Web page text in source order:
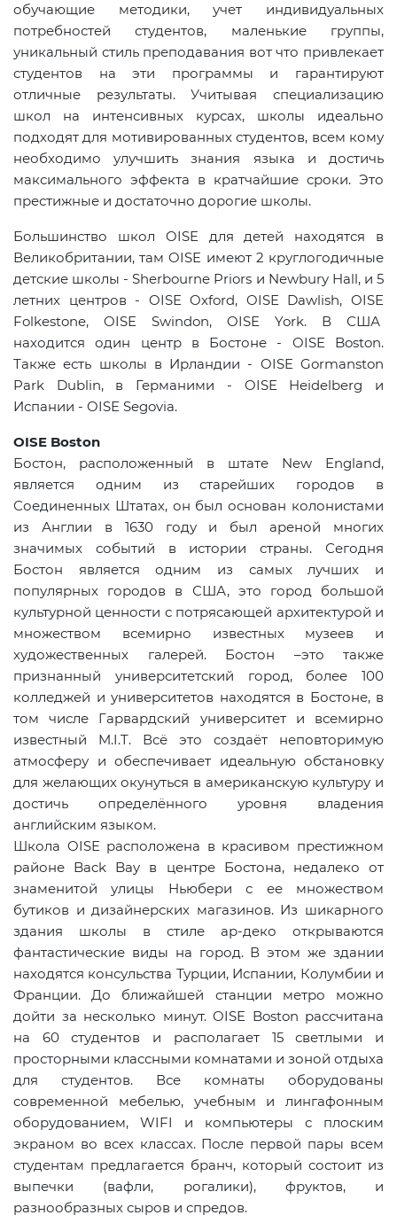
обучающие методики, учет индивидуальных
потребностей студентов, маленькие группы,
уникальный стиль преподавания вот что привлекает
студентов на эти программы и гарантируют
отличные результаты. Учитывая специализацию
школ на интенсивных курсах, школы идеально
подходят для мотивированных студентов, всем кому
необходимо улучшить знания языка и достичь
максимального эффекта в кратчайшие сроки. Это
престижные и достаточно дорогие школы.
Большинство школ OISEдля детей находятся в
Великобритании, тамOISE имеют 2 круглогодичные
детские школы -Sherbourne Priors и Newbury Hall, и 5
летних центров - OISE Oxford, OISE Dawlish,OISE
Folkestone, OISE Swindon, OISE York. В США
находится один центр в Бостоне - OISE Boston.
Также есть школы в Ирландии - OISE Gormanston
Park
Dublin, в Германими - OISE Heidelberg и
Испании - OISE Segovia.
OISE Boston
Бостон, расположенный в штате New England,
является одним из старейших городов в
Соединенных Штатах, он был основан колонистами
из Англии в 1630 году и был ареной многих
значимых событий в истории страны. Сегодня
Бостон является одним из самых лучших и
популярных городов в США, это город большой
культурной ценности с потрясающей архитектурой и
множеством всемирно известных музеев и
художественных галерей. Бостон –это также
признанный университетский город, более 100
колледжей и университетов находятся в Бостоне, в
том числе Гарвардский университет и всемирно
известный M.I.T. Всё это создаёт неповторимую
атмосферу и обеспечивает идеальную обстановку
для желающих окунуться в американскую культуру и
достичь определённого уровня владения
английским языком.
Школа OISE расположена в красивом престижном
районе Back Bay в центре Бостона, недалеко от
знаменитой улицы Ньюбери с ее множеством
бутиков и дизайнерских магазинов. Из шикарного
здания школы в стиле ар-деко открываются
фантастические виды на город. В этом же здании
находятся консульства Турции, Испании, Колумбии и
Франции. До ближайшей станции метро можно
дойти за несколько минут. OISE Boston рассчитана
на 60 студентов и располагает 15 светлыми и
просторными классными комнатами и зоной отдыха
для студентов. Все комнаты оборудованы
современной мебелью, учебным и лингафонным
оборудованием, WIFI и компьютеры с плоским
экраном во всех классах. После первой пары всем
студентам предлагается бранч, который состоит из
выпечки (вафли, рогалики), фруктов, и
разнообразных сыров и спредов.